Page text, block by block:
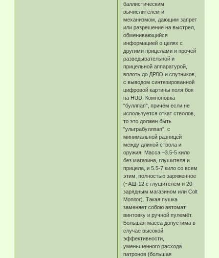
баллистическим
вычислителем и
механизмом, дающим запрет
или разрешение на выстрел,
обменивающийся
информацией о целях с
другими прицелами и прочей
разведывательной и
прицельной аппаратурой,
вплоть до ДРЛО и спутников,
с выводом синтезированной
цифровой картины поля боя
на HUD. Компоновка
"буллпап", причём если не
используется откат стволов,
то это должен быть
"ультрабуллпап", с
минимальной разницей
между длиной ствола и
оружия. Масса ~3.5-5 кило
без магазина, глушителя и
прицела, и 5.5-7 кило со всем
этим, полностью заряженное
(~АШ-12 с глушителем и 20-
зарядным магазином или Colt
Monitor). Такая пушка
заменяет собою автомат,
винтовку и ручной пулемёт.
Большая масса допустима в
случае высокой
эффективности,
уменьшенного расхода
патронов (большая